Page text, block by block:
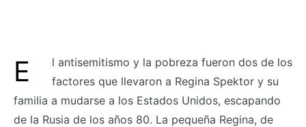
El antisemitismo y la pobreza fueron dos de los
factores que llevaron a Regina Spektor y su
familia a mudarse a los Estados Unidos, escapando
de la Rusia de los años 80. La pequeña Regina, de